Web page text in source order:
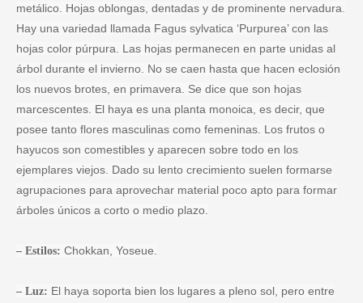
metálico. Hojas oblongas, dentadas y de prominente nervadura.
Hay una variedad llamada Fagus sylvatica ‘Purpurea’ con las
hojas color púrpura. Las hojas permanecen en parte unidas al
árbol durante el invierno. No se caen hasta que hacen eclosión
los nuevos brotes, en primavera. Se dice que son hojas
marcescentes. El haya es una planta monoica, es decir, que
posee tanto flores masculinas como femeninas. Los frutos o
hayucos son comestibles y aparecen sobre todo en los
ejemplares viejos. Dado su lento crecimiento suelen formarse
agrupaciones para aprovechar material poco apto para formar
árboles únicos a corto o medio plazo.
– Estilos: Chokkan, Yoseue.
– Luz: El haya soporta bien los lugares a pleno sol, pero entre